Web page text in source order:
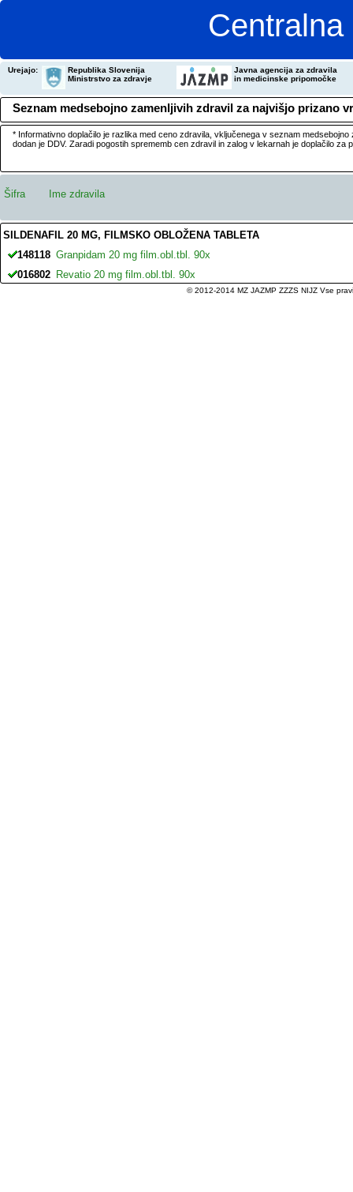
Urejajo:
Republika Slovenija
Ministrstvo za zdravje
Javna agencija za zdravila
in medicinske pripomočke
Seznam medsebojno zamenljivih zdravil za najvišjo prizano
* Informativno doplačilo je razlika med ceno zdravila, vključenega v seznam
dodan je DDV. Zaradi pogostih sprememb cen zdravil in zalog v lekarnah je doplačilo
Šifra Ime zdravila
SILDENAFIL 20 MG, FILMSKO OBLOŽENA TABLETA
148118 Granpidam 20 mg film.obl.tbl. 90x
016802 Revatio 20 mg film.obl.tbl. 90x
© 2012-2014 MZ JAZMP ZZZS NIJZ Vse